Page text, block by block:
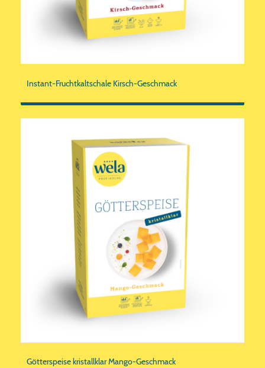
Instant-Fruchtkaltschale Kirsch-Geschmack
Götterspeise kristallklar Mango-Geschmack